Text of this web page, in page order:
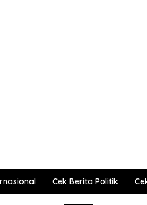
Cek Berita Politik